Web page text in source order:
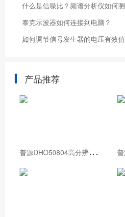
什么是信噪比？频谱分析仪如何
泰克示波器如何连接到电脑？
如何调节信号发生器的电压有效值
产品推荐
普
源DHO50804高分辨率数字示波器